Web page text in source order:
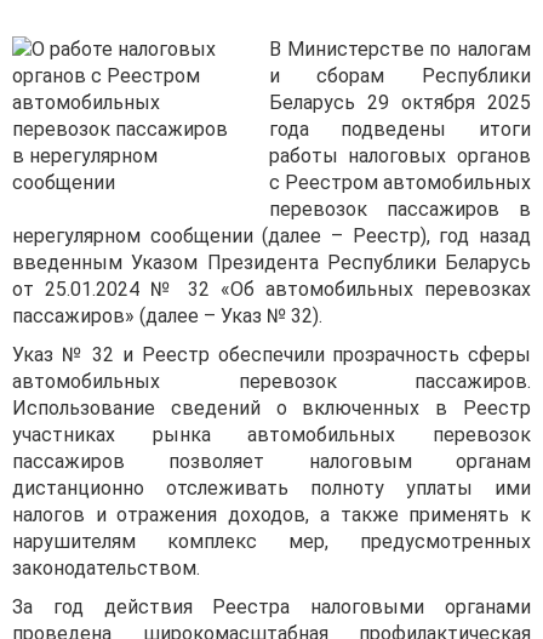
В Министерстве по налогам
и сборам Республики
Беларусь 29 октября 2025
года подведены итоги
работы налоговых органов
с Реестром автомобильных
перевозок пассажиров в
нерегулярном сообщении (далее – Реестр), год назад
введенным Указом Президента Республики Беларусь
от 25.01.2024 № 32 «Об автомобильных перевозках
пассажиров» (далее – Указ № 32).
Указ № 32 и Реестр обеспечили прозрачность сферы
автомобильных перевозок пассажиров.
Использование сведений о включенных в Реестр
участниках рынка автомобильных перевозок
пассажиров позволяет налоговым органам
дистанционно отслеживать полноту уплаты ими
налогов и отражения доходов, а также применять к
нарушителям комплекс мер, предусмотренных
законодательством.
За год действия Реестра налоговыми органами
проведена широкомасштабная профилактическая